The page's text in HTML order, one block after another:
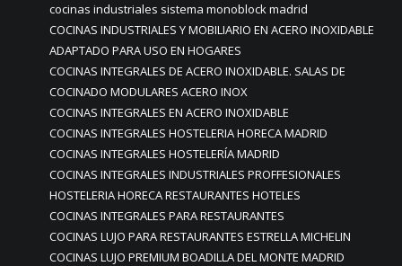
cocinas industriales sistema monoblock madrid
COCINAS INDUSTRIALES Y MOBILIARIO EN ACERO INOXIDABLE
ADAPTADO PARA USO EN HOGARES
COCINAS INTEGRALES DE ACERO INOXIDABLE. SALAS DE
COCINADO MODULARES ACERO INOX
COCINAS INTEGRALES EN ACERO INOXIDABLE
COCINAS INTEGRALES HOSTELERIA HORECA MADRID
COCINAS INTEGRALES HOSTELERÍA MADRID
COCINAS INTEGRALES INDUSTRIALES PROFFESIONALES
HOSTELERIA HORECA RESTAURANTES HOTELES
COCINAS INTEGRALES PARA RESTAURANTES
COCINAS LUJO PARA RESTAURANTES ESTRELLA MICHELIN
COCINAS LUJO PREMIUM BOADILLA DEL MONTE MADRID